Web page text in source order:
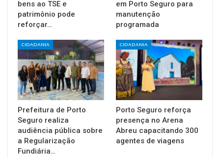
bens ao TSE e
patrimônio pode
reforçar…
em Porto Seguro para
manutenção
programada
CIDADANIA
Prefeitura de Porto
Seguro realiza
audiência pública sobre
a Regularização
Fundiária…
CIDADANIA
Porto Seguro reforça
presença no Arena
Abreu capacitando 300
agentes de viagens